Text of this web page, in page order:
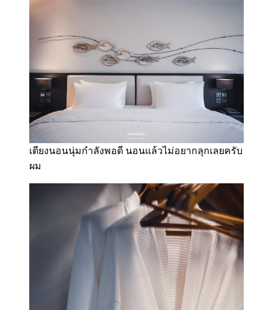
เตียงนอนนุ่มกำลังพอดี นอนแล้วไม่อยากลุกเลยครับ
ผม